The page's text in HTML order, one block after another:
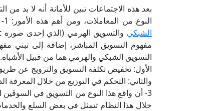
بعد هذه الاجتماعات تبين للأمانة أنه لا بد
النوع من المعاملات، ومن أهم هذه الأمور: 1- أن الراجح من آراء الخبراء الاقتصاديين عدم التفرقة بين
الشبكي
مفهوم التسويق المباشر، إضافة إلى تبني
التسويق الشبكي والهرمي هما من قبيل الأشباه. 2- أن هذا النوع من التسويق له خصائص يمكن رجوعها إلى أمرين:
الأول: تخفيض تكلفة التسويق والترويج عن
والثاني: التحكم في التوزيع من خلال المعرفة
3- أن واقع هذا النوع من التسويق في
خلال هذا النظام تتمثل في بعض السلع